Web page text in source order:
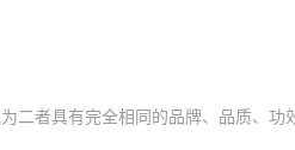
者具有完全相同的品牌、品质、功